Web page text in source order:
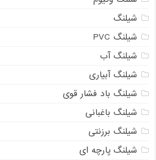
شیلنگ
شیلنگ PVC
شیلنگ آب
شیلنگ آبیاری
شیلنگ باد فشار قوی
شیلنگ باغبانی
شیلنگ برزنتی
شیلنگ پارچه‌ ای